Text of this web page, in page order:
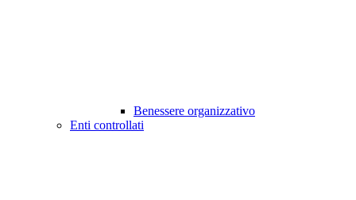
Benessere organizzativo
Enti controllati